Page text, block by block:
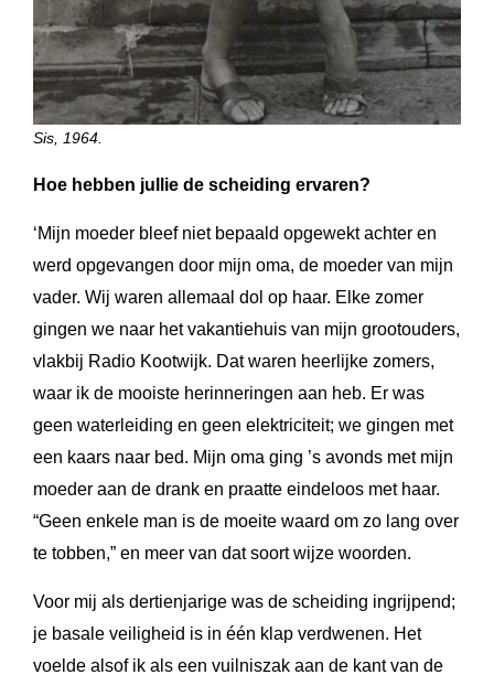
Sis, 1964.
Hoe hebben jullie de scheiding ervaren?
‘Mijn moeder bleef niet bepaald opgewekt achter en
werd opgevangen door mijn oma, de moeder van mijn
vader. Wij waren allemaal dol op haar. Elke zomer
gingen we naar het vakantiehuis van mijn grootouders,
vlakbij Radio Kootwijk. Dat waren heerlijke zomers,
waar ik de mooiste herinneringen aan heb. Er was
geen waterleiding en geen elektriciteit; we gingen met
een kaars naar bed. Mijn oma ging ’s avonds met mijn
moeder aan de drank en praatte eindeloos met haar.
“Geen enkele man is de moeite waard om zo lang over
te tobben,” en meer van dat soort wijze woorden.
Voor mij als dertienjarige was de scheiding ingrijpend;
je basale veiligheid is in één klap verdwenen. Het
voelde alsof ik als een vuilniszak aan de kant van de